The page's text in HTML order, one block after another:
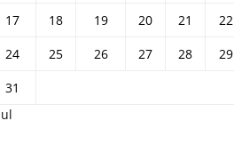
17
18 19 20 21 22
24
25 26 27 28 29
31